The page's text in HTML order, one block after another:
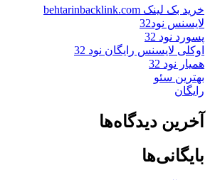
خرید بک لینک behtarinbacklink.com
لایسنس نود32
پسورد نود 32
اوکلی لایسنس رایگان نود 32
همیار نود 32
بهترین سئو
رایگان
آخرین دیدگاه‌ها
بایگانی‌ها